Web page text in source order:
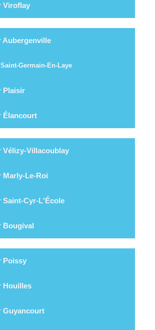
Viroflay
Aubergenville
Germain-En-Laye
Plaisir
Élancourt
Vélizy-Villacoublay
Marly-Le-Roi
Saint-Cyr-L'École
Bougival
Poissy
Houilles
Guyancourt